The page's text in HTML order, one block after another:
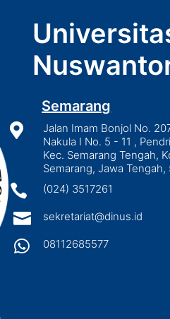
Semarang

Jalan Imam Bonjol No.
Nakula I No. 5 - 11 ,
Kec. Semarang Tengah,
Semarang, Jawa Tengah,
 (024) 3517261
 sekretariat@dinus.id
 08112685577